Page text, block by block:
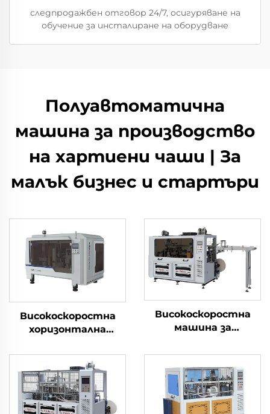
следпродажбен отговор 24/7, осигуряване на
обучение за инсталиране на оборудване
Полуавтоматична
машина за производство
на хартиени чаши | За
малък бизнес и стартъри
Високоскоростна
хоризонтална
производство на
хартиени чаши 3 в 1
Високоскоростна
машина за
хартиени чаши